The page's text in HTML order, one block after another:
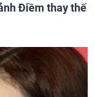
Điềm thay thế